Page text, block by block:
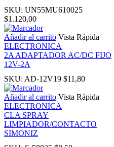
panel
panel
SKU: UN55MU610025
$1.120,00
Añadir al carrito Vista Rápida
ELECTRONICA
2A ADAPTADOR AC/DC FIJO
12V-2A
SKU: AD-12V19 $11,80
Añadir al carrito Vista Rápida
ELECTRONICA
CLA SPRAY
LIMPIADOR/CONTACTO
SIMONIZ